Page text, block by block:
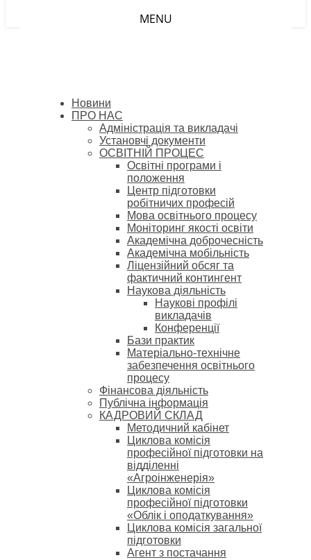
MENU
Новини
ПРО НАС
Адміністрація та викладачі
Установчі документи
ОСВІТНІЙ ПРОЦЕС
Освітні програми і
положення
Центр підготовки
робітничих професій
Мова освітнього процесу
Моніторинг якості освіти
Академічна доброчесність
Академічна мобільність
Ліцензійний обсяг та
фактичний контингент
Наукова діяльність
Наукові профілі
викладачів
Конференції
Бази практик
Матеріально-технічне
забезпечення освітнього
процесу
Фінансова діяльність
Публічна інформація
КАДРОВИЙ СКЛАД
Методичний кабінет
Циклова комісія
професійної підготовки на
відділенні
«Агроінженерія»
Циклова комісія
професійної підготовки
«Облік і оподаткування»
Циклова комісія загальної
підготовки
Агент з постачання